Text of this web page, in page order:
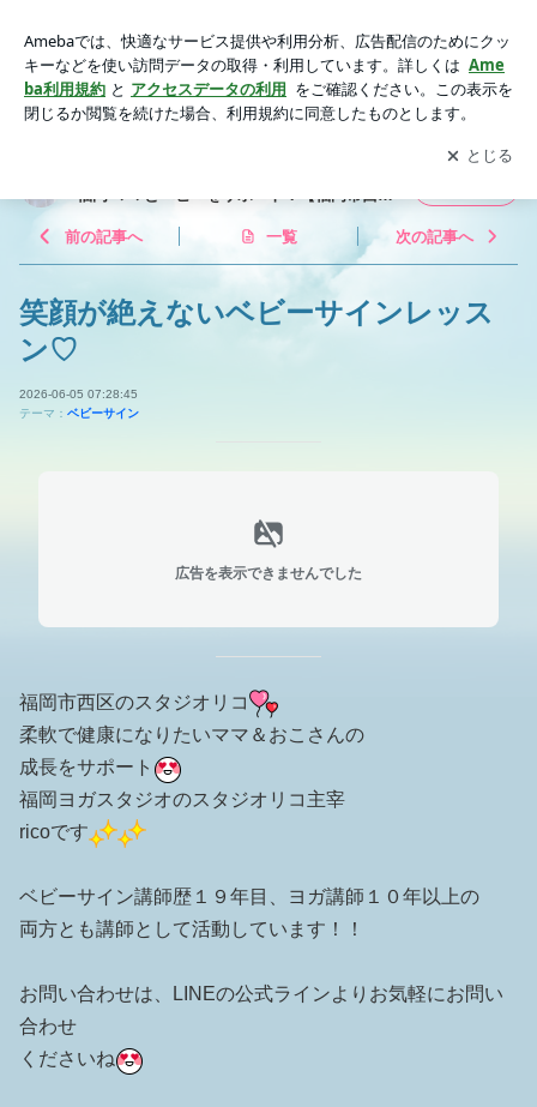
ーサイン スタジオリコ 福岡 ママとベビーをサポート！
【福岡市西区、早良区、城南区、南区、東区、糸島市】
アプリをダウンロードして ブログの更新通知
を受け取りまし
ょう。
開く
福岡 ママとベビーをサポート！【福岡市西
前の記事へ 一覧 次の記事へ
笑顔が絶えないベビーサインレッス
ン♡
2026-06-05 07:28:45
テーマ： ベビーサイン
広告を表示できませんでした
福岡市西区のスタジオリコ
柔軟で健康になりたいママ＆おこさんの
成長をサポート
福岡ヨガスタジオのスタジオリコ主宰
ricoです
ベビーサイン講師歴１９年目、ヨガ講師１０年以上の
両方とも講師として活動しています！！
お問い合わせは、LINEの公式ラインよりお気軽にお問い
合わせ
くださいね